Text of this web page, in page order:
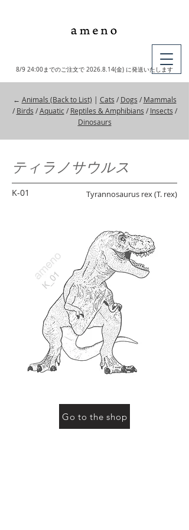
8/9 24:00までのご注文で 2026.8.14(金) に発送いたします
← Animals (Back to List) | Cats / Dogs / Mammals
/ Birds /Aquatic/ Reptiles & Amphibians / Insects /
Dinosaurs
ティラノサウルス
K-01 Tyrannosaurus rex (T. rex)
Go to the shop